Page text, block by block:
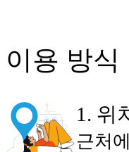
이용 방식
1 . 위
근처